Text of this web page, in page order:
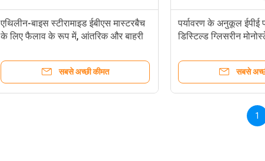
एथिलीन-बाइस स्टीरामाइड ईबीएस मास्टरबैच
के लिए फैलाव के रूप में, आंतरिक और बाहरी
सबसे अच्छी कीमत
पर्यावरण के अनुकूल ईपीई
डिस्टिल्ड ग्लिसरीन
सबसे
1